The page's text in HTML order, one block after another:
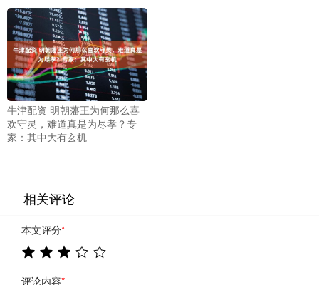
牛津配资 明朝藩王为何那么喜
欢守灵，难道真是为尽孝？专
家：其中大有玄机
相关评论
本文评分*
评论内容*